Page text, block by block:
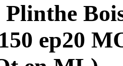
Plinthe
ep20